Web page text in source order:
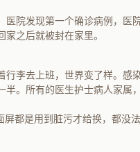
院发现第一个确诊病例，医院
之后就被封在家里。
行李去上班，世界变了样。感
半。所有的医生护士病人家属
都是用到脏污才给换，都没